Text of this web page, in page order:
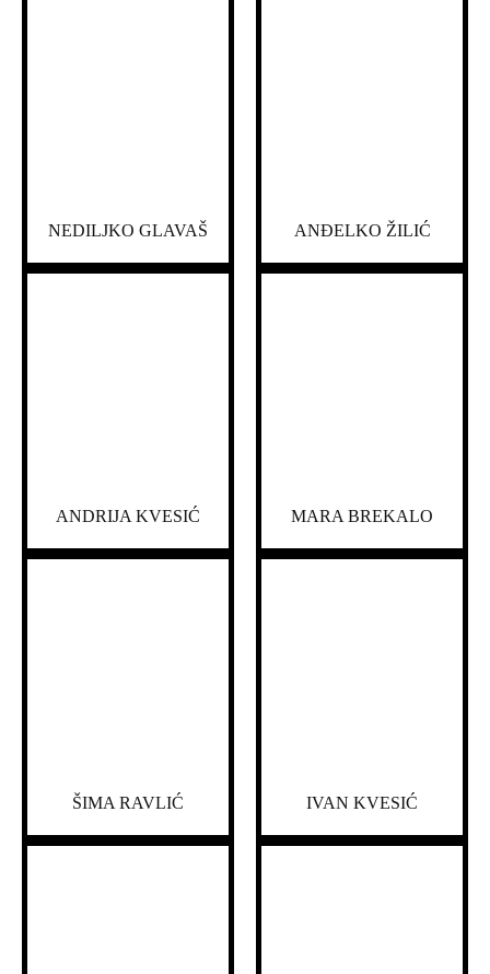
NEDILJKO GLAVAŠ ANĐELKO ŽILIĆ
ANDRIJA KVESIĆ MARA BREKALO
ŠIMA RAVLIĆ IVAN KVESIĆ